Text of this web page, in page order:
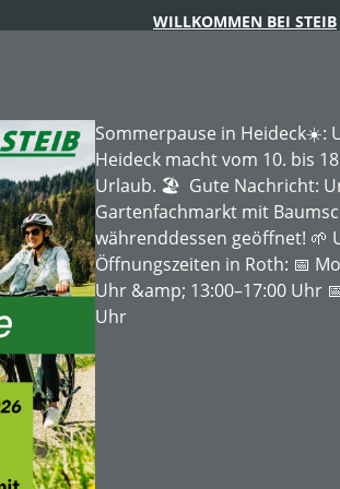
WILLKOMMEN BEI STEIB
FORSTTECHNIK BAUMSCHULE
Sommerpause in Heideck☀️:
Heideck macht vom 10. bis
Urlaub. 🏖️ Gute Nachricht:
Gartenfachmarkt mit
währenddessen geöffnet! 🌱
Öffnungszeiten in Roth: 📅
Uhr &amp; 13:00–17:00 Uhr
Uhr